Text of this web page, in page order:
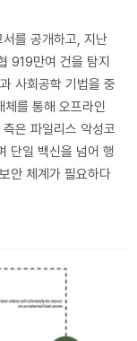
를 공개하고, 지난
919만여 건을 탐지
사회공학 기법을 중
를 통해 오프라인
은 파일리스 악성코
단일 백신을 넘어 행
안 체계가 필요하다